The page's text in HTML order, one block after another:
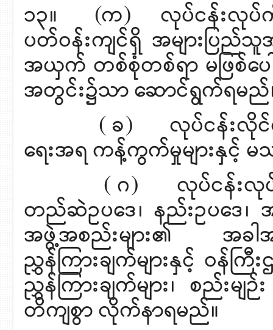
၁၃။ (က) လုပ်ငန်းလုပ်ကို
ပတ်ဝန်းကျင်ရှိ အများပြ
အယှက် တစ်စုံတစ်ရာ မဖြစ်ပေ
အတွင်း၌သာ ဆောင်ရွက်ရမည်
( ခ) လုပ်ငန်းလိုင်စင်
ရေးအရ ကန့်ကွက်မှုများနှင့်
( ဂ) လုပ်ငန်းလုပ်ကိုင်ခွ
တည်ဆဲဥပဒေ၊ နည်းဥပဒေ၊ အ
အဖွဲ့အစည်းများ၏ အခါ
ညွှန်ကြားချက်များနှင့် ဝန်
ညွှန်ကြားချက်များ၊ စည်း
တိကျစွာ လိုက်နာရမည်။